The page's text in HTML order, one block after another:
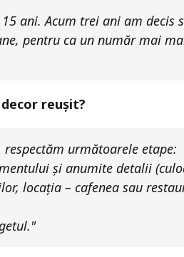
ani. Acum trei ani am decis
pentru ca un număr mai
reușit?
respectăm următoarele etape:
și anumite detalii
locația – cafenea sau